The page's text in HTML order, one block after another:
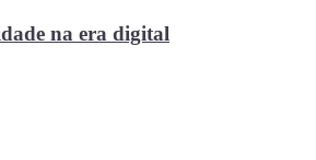
na era digital